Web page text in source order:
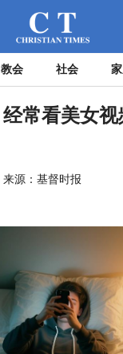
教会 社会
经常看美女
来源：基督时报